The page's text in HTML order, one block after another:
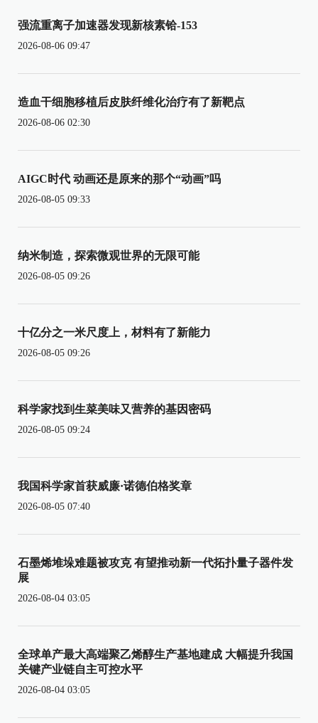
强流重离子加速器发现新核素铪-153
2026-08-06 09:47
造血干细胞移植后皮肤纤维化治疗有了新靶点
2026-08-06 02:30
AIGC时代 动画还是原来的那个“动画”吗
2026-08-05 09:33
纳米制造，探索微观世界的无限可能
2026-08-05 09:26
十亿分之一米尺度上，材料有了新能力
2026-08-05 09:26
科学家找到生菜美味又营养的基因密码
2026-08-05 09:24
我国科学家首获威廉·诺德伯格奖章
2026-08-05 07:40
石墨烯堆垛难题被攻克 有望推动新一代拓扑量子器件发
展
2026-08-04 03:05
全球单产最大高端聚乙烯醇生产基地建成 大幅提升我国
关键产业链自主可控水平
2026-08-04 03:05